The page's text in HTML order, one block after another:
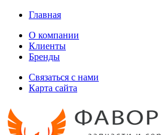
Главная
О компании
Клиенты
Бренды
Связаться с нами
Карта сайта